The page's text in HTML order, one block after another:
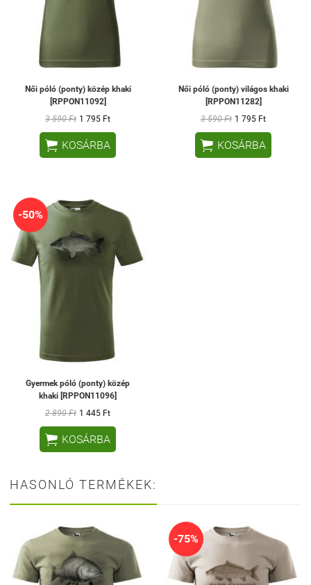
Női póló (ponty) közép khaki
[RPPON11092]
3 590 Ft 1 795 Ft
 KOSÁRBA
Női póló (ponty) világos khaki
[RPPON11282]
3 590 Ft 1 795 Ft
 KOSÁRBA
-50%
Gyermek póló (ponty) közép
khaki [RPPON11096]
2 890 Ft 1 445 Ft
 KOSÁRBA
HASONLÓ TERMÉKEK:
-75%